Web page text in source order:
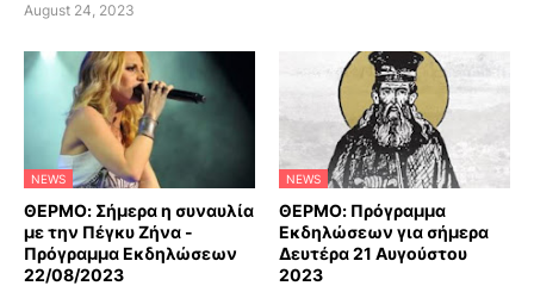
August 24, 2023
NEWS
ΘΕΡΜΟ: Σήμερα η συναυλία
με την Πέγκυ Ζήνα -
Πρόγραμμα Εκδηλώσεων
22/08/2023
NEWS
ΘΕΡΜΟ: Πρόγραμμα
Εκδηλώσεων για σήμερα
Δευτέρα 21 Αυγούστου
2023